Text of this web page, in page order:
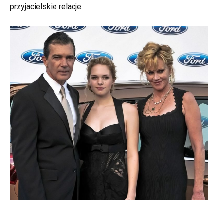
przyjacielskie relacje.